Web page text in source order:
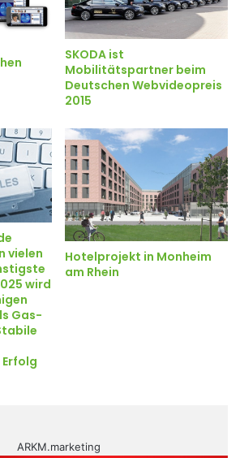
SKODA ist
Mobilitätspartner beim
Deutschen Webvideopreis
2015
vielen
wird
Gas-
Hotelprojekt in Monheim
am Rhein
ARKM.marketing